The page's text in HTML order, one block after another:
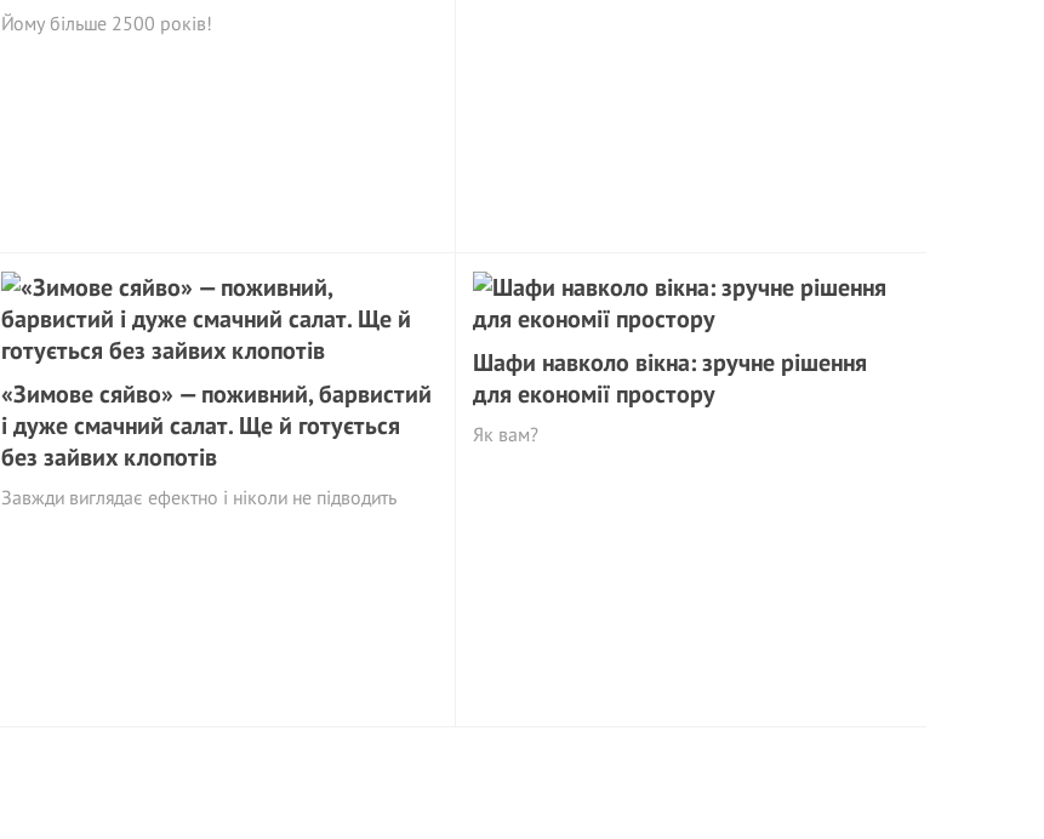
Йому більше 2500 років!
«Зимове сяйво» — поживний, барвистий
і дуже смачний салат. Ще й готується
без зайвих клопотів
Завжди виглядає ефектно і ніколи не підводить
Шафи навколо вікна: зручне рішення
для економії простору
Як вам?